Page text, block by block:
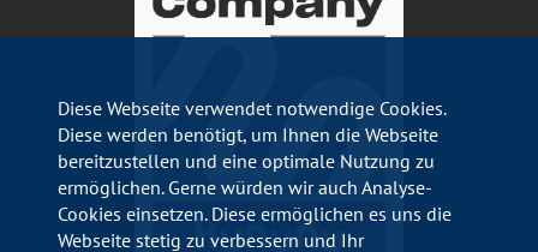
Diese Webseite verwendet notwendige Cookies.
Diese werden benötigt, um Ihnen die Webseite
bereitzustellen und eine optimale Nutzung zu
ermöglichen. Gerne würden wir auch Analyse-
Cookies einsetzen. Diese ermöglichen es uns die
Webseite stetig zu verbessern und Ihr